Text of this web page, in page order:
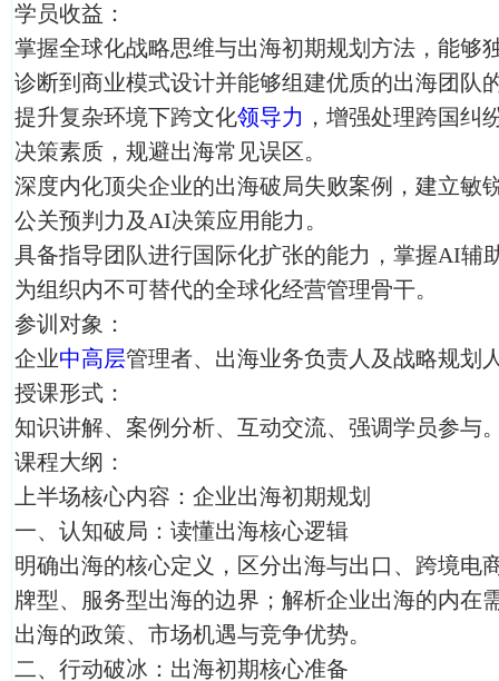
学员收益：
掌握全球化战略思维与出海初期规划方法，能够
诊断到商业模式设计并能够组建优质的出海团队
提升复杂环境下跨文化领导力 ，增强处理跨国纠
决策素质，规避出海常见误区。
深度内化顶尖企业的出海破局失败案例，建立敏
公关预判力及AI决策应用能力。
具备指导团队进行国际化扩张的能力，掌握AI辅
为组织内不可替代的全球化经营管理骨干。
参训对象：
企业中高层管理者、出海业务负责人及战略规划
授课形式：
知识讲解、案例分析、互动交流、强调学员参与
课程大纲：
上半场核心内容：企业出海初期规划
一、认知破局：读懂出海核心逻辑
明确出海的核心定义，区分出海与出口、跨境电
牌型、服务型出海的边界；解析企业出海的内在
出海的政策、市场机遇与竞争优势。
二、行动破冰：出海初期核心准备